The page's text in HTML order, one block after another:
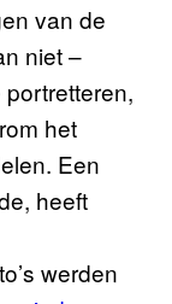
van de
niet –
het
Een
heeft
werden